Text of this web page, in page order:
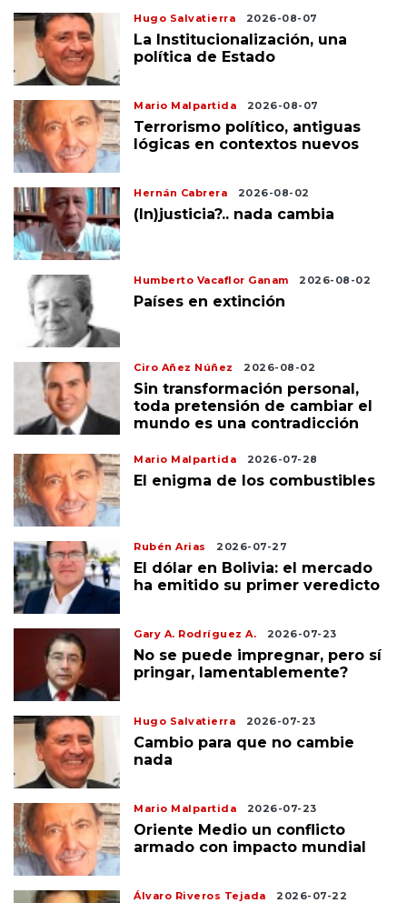
Hugo Salvatierra 2026-08-07
La Institucionalización, una
política de Estado
Mario Malpartida 2026-08-07
Terrorismo político, antiguas
lógicas en contextos nuevos
Hernán Cabrera 2026-08-02
(In)justicia?.. nada cambia
Humberto Vacaflor Ganam 2026-08-02
Países en extinción
Ciro Añez Núñez 2026-08-02
Sin transformación personal,
toda pretensión de cambiar el
mundo es una contradicción
Mario Malpartida 2026-07-28
El enigma de los combustibles
Rubén Arias 2026-07-27
El dólar en Bolivia: el mercado
ha emitido su primer veredicto
Gary A. Rodríguez A. 2026-07-23
No se puede impregnar, pero sí
pringar, lamentablemente?
Hugo Salvatierra 2026-07-23
Cambio para que no cambie
nada
Mario Malpartida 2026-07-23
Oriente Medio un conflicto
armado con impacto mundial
Álvaro Riveros Tejada 2026-07-22